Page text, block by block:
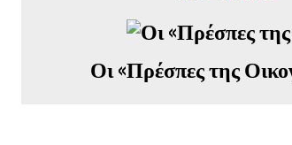
Οι «Πρέσπες της